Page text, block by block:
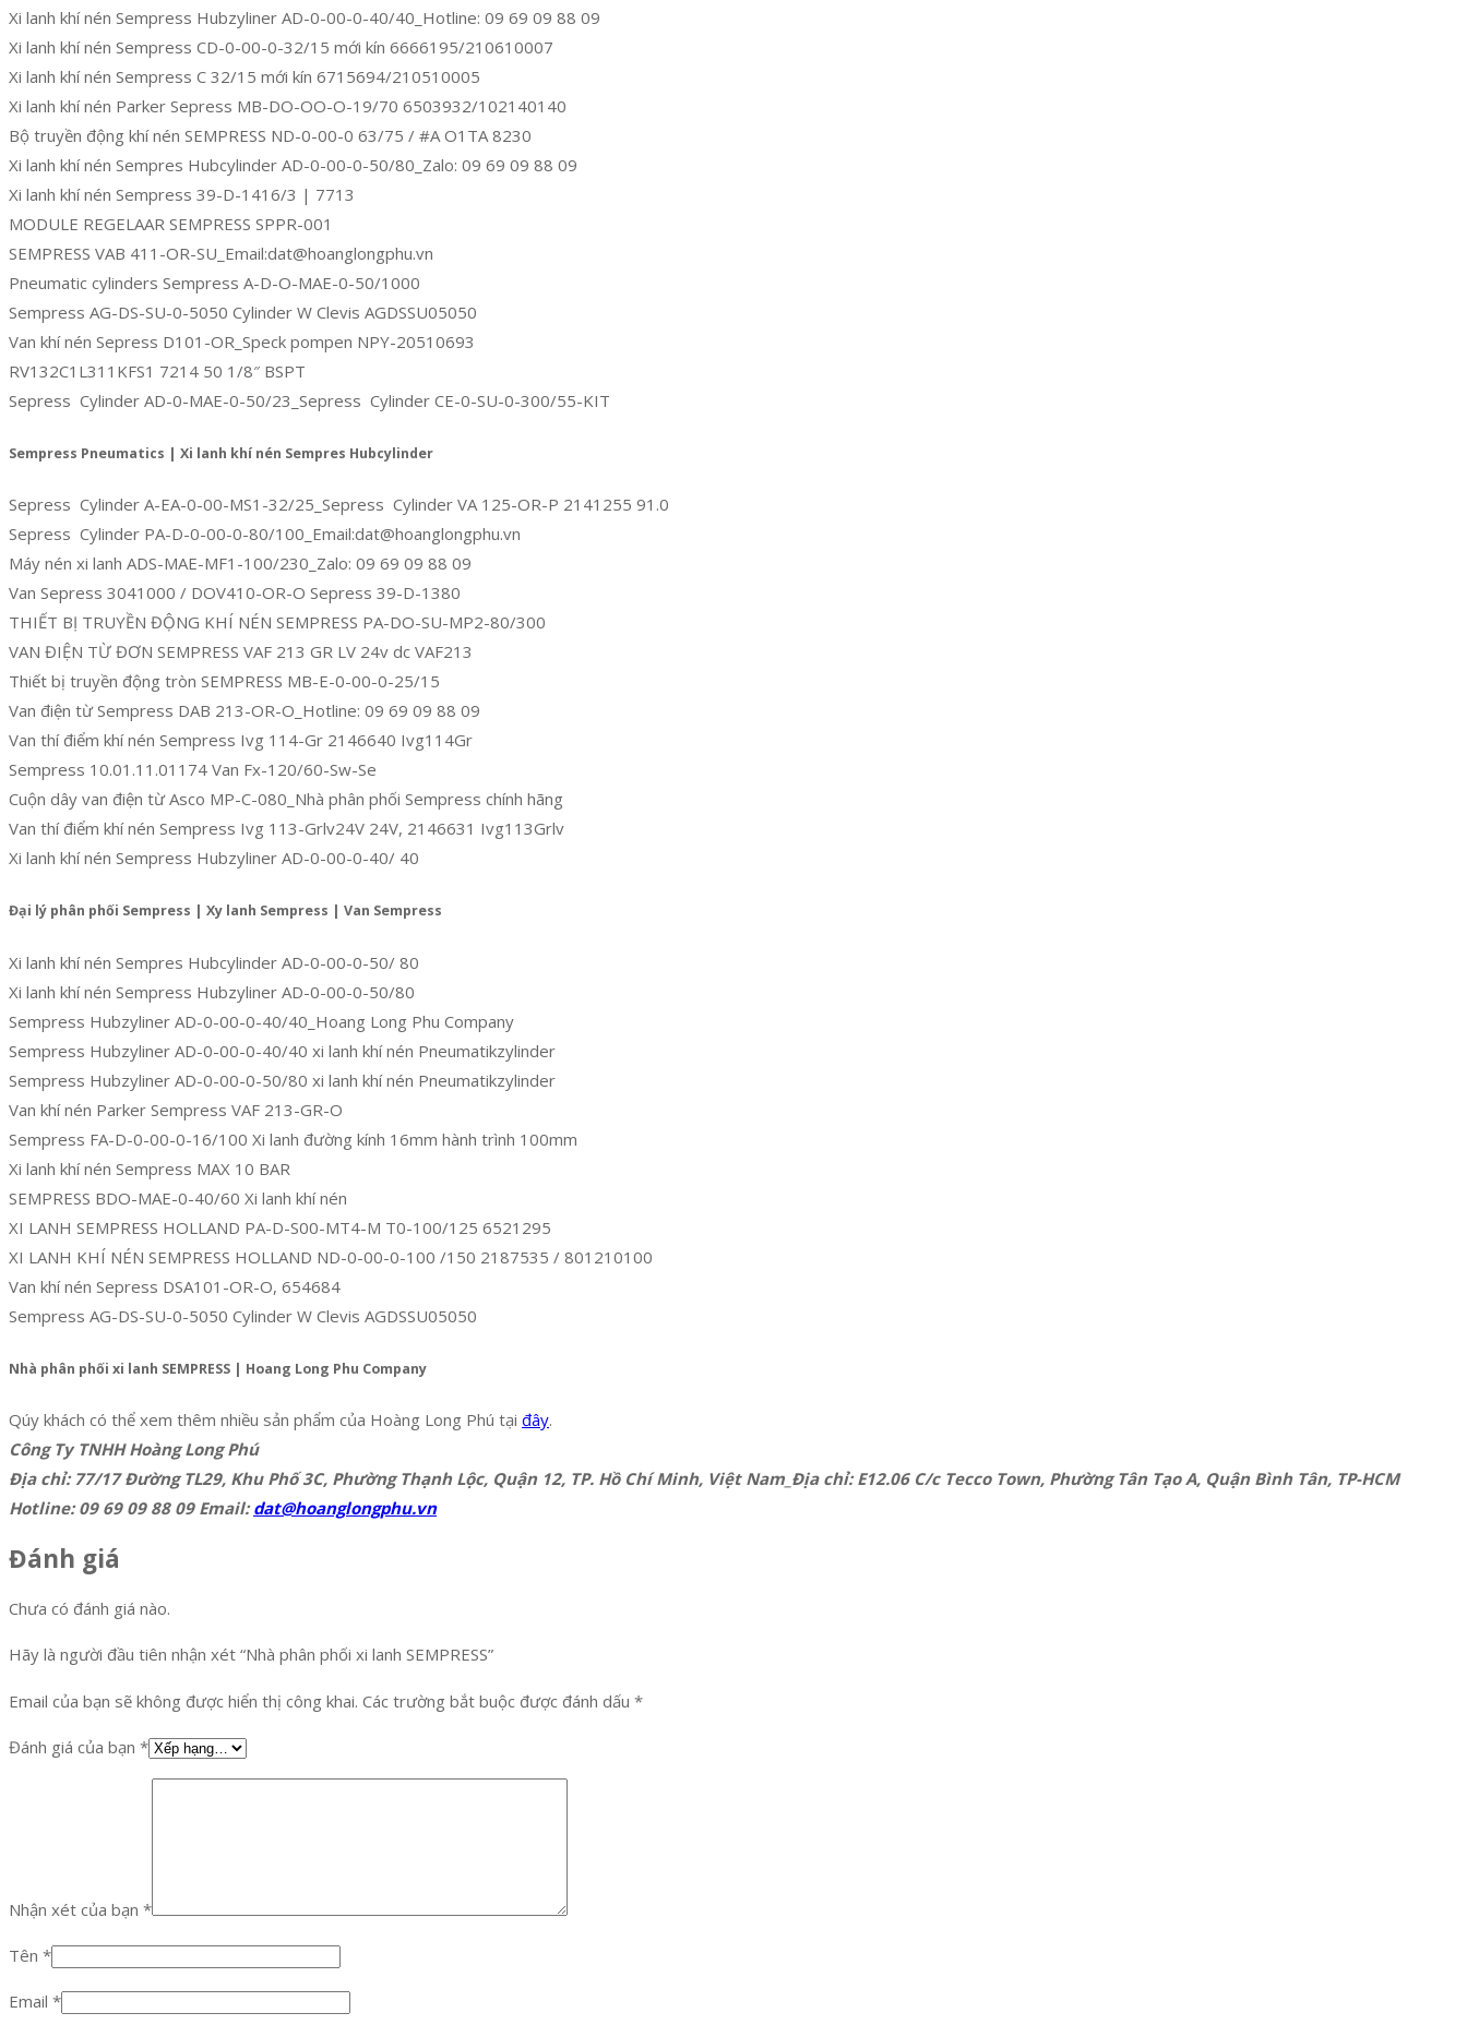
Xi lanh khí nén Sempress Hubzyliner AD-0-00-0-40/40_Hotline: 09 69 09 88 09
Xi lanh khí nén Sempress CD-0-00-0-32/15 mới kín 6666195/210610007
Xi lanh khí nén Sempress C 32/15 mới kín 6715694/210510005
Xi lanh khí nén Parker Sepress MB-DO-OO-O-19/70 6503932/102140140
Bộ truyền động khí nén SEMPRESS ND-0-00-0 63/75 / #A O1TA 8230
Xi lanh khí nén Sempres Hubcylinder AD-0-00-0-50/80_Zalo: 09 69 09 88 09
Xi lanh khí nén Sempress 39-D-1416/3 | 7713
MODULE REGELAAR SEMPRESS SPPR-001
SEMPRESS VAB 411-OR-SU_Email:dat@hoanglongphu.vn
Pneumatic cylinders Sempress A-D-O-MAE-0-50/1000
Sempress AG-DS-SU-0-5050 Cylinder W Clevis AGDSSU05050
Van khí nén Sepress D101-OR_Speck pompen NPY-20510693
RV132C1L311KFS1 7214 50 1/8″ BSPT
Sepress Cylinder AD-0-MAE-0-50/23_Sepress Cylinder CE-0-SU-0-300/55-KIT
Sempress Pneumatics | Xi lanh khí nén Sempres Hubcylinder
Sepress Cylinder A-EA-0-00-MS1-32/25_Sepress Cylinder VA 125-OR-P 2141255 91.0
Sepress Cylinder PA-D-0-00-0-80/100_Email:dat@hoanglongphu.vn
Máy nén xi lanh ADS-MAE-MF1-100/230_Zalo: 09 69 09 88 09
Van Sepress 3041000 / DOV410-OR-O Sepress 39-D-1380
THIẾT BỊ TRUYỀN ĐỘNG KHÍ NÉN SEMPRESS PA-DO-SU-MP2-80/300
VAN ĐIỆN TỪ ĐƠN SEMPRESS VAF 213 GR LV 24v dc VAF213
Thiết bị truyền động tròn SEMPRESS MB-E-0-00-0-25/15
Van điện từ Sempress DAB 213-OR-O_Hotline: 09 69 09 88 09
Van thí điểm khí nén Sempress Ivg 114-Gr 2146640 Ivg114Gr
Sempress 10.01.11.01174 Van Fx-120/60-Sw-Se
Cuộn dây van điện từ Asco MP-C-080_Nhà phân phối Sempress chính hãng
Van thí điểm khí nén Sempress Ivg 113-Grlv24V 24V, 2146631 Ivg113Grlv
Xi lanh khí nén Sempress Hubzyliner AD-0-00-0-40/ 40
Đại lý phân phối Sempress | Xy lanh Sempress | Van Sempress
Xi lanh khí nén Sempres Hubcylinder AD-0-00-0-50/ 80
Xi lanh khí nén Sempress Hubzyliner AD-0-00-0-50/80
Sempress Hubzyliner AD-0-00-0-40/40_Hoang Long Phu Company
Sempress Hubzyliner AD-0-00-0-40/40 xi lanh khí nén Pneumatikzylinder
Sempress Hubzyliner AD-0-00-0-50/80 xi lanh khí nén Pneumatikzylinder
Van khí nén Parker Sempress VAF 213-GR-O
Sempress FA-D-0-00-0-16/100 Xi lanh đường kính 16mm hành trình 100mm
Xi lanh khí nén Sempress MAX 10 BAR
SEMPRESS BDO-MAE-0-40/60 Xi lanh khí nén
XI LANH SEMPRESS HOLLAND PA-D-S00-MT4-M T0-100/125 6521295
XI LANH KHÍ NÉN SEMPRESS HOLLAND ND-0-00-0-100 /150 2187535 / 801210100
Van khí nén Sepress DSA101-OR-O, 654684
Sempress AG-DS-SU-0-5050 Cylinder W Clevis AGDSSU05050
Nhà phân phối xi lanh SEMPRESS | Hoang Long Phu Company
Qúy khách có thể xem thêm nhiều sản phẩm của Hoàng Long Phú tại đây.
Công Ty TNHH Hoàng Long Phú
Địa chỉ: 77/17 Đường TL29, Khu Phố 3C, Phường Thạnh Lộc, Quận 12, TP. Hồ Chí Minh, Việt Nam_Địa chỉ: E12.06 C/c Tecco Town, Phường Tân Tạo A, Quận Bình Tân, TP-HCM
Hotline: 09 69 09 88 09 Email:dat@hoanglongphu.vn
Đánh giá
Chưa có đánh giá nào.
Hãy là người đầu tiên nhận xét “Nhà phân phối xi lanh SEMPRESS”
Email của bạn sẽ không được hiển thị công khai. Các trường bắt buộc được đánh dấu *
Đánh giá của bạn *
Nhận xét của bạn *
Tên *
Email *